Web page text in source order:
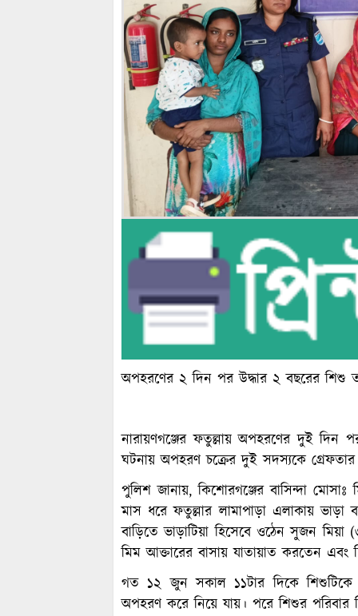
অপহরণের ২ দিন পর উদ্ধার ২ বছরের শিশু
নারায়ণগঞ্জের ফতুল্লায় অপহরণের দুই
ঘটনায় অপহরণ চক্রের দুই সদস্যকে গ্রেফতার
পুলিশ জানায়, কিশোরগঞ্জের বাসিন্দা
মাস ধরে ফতুল্লার লামাপাড়া এলাকায়
বাড়িতে ভাড়াটিয়া হিসেবে ওঠেন সুজন
মিম আক্তারের বাসায় যাতায়াত করতেন
গত ১২ জুন সকাল ১১টার দিকে
অপহরণ করে নিয়ে যায়। পরে শিশুর পরিবার